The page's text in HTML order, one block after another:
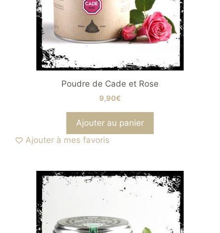
Poudre de Cade et Rose
9,90€
Ajouter au panier
Ajouter à mes favoris